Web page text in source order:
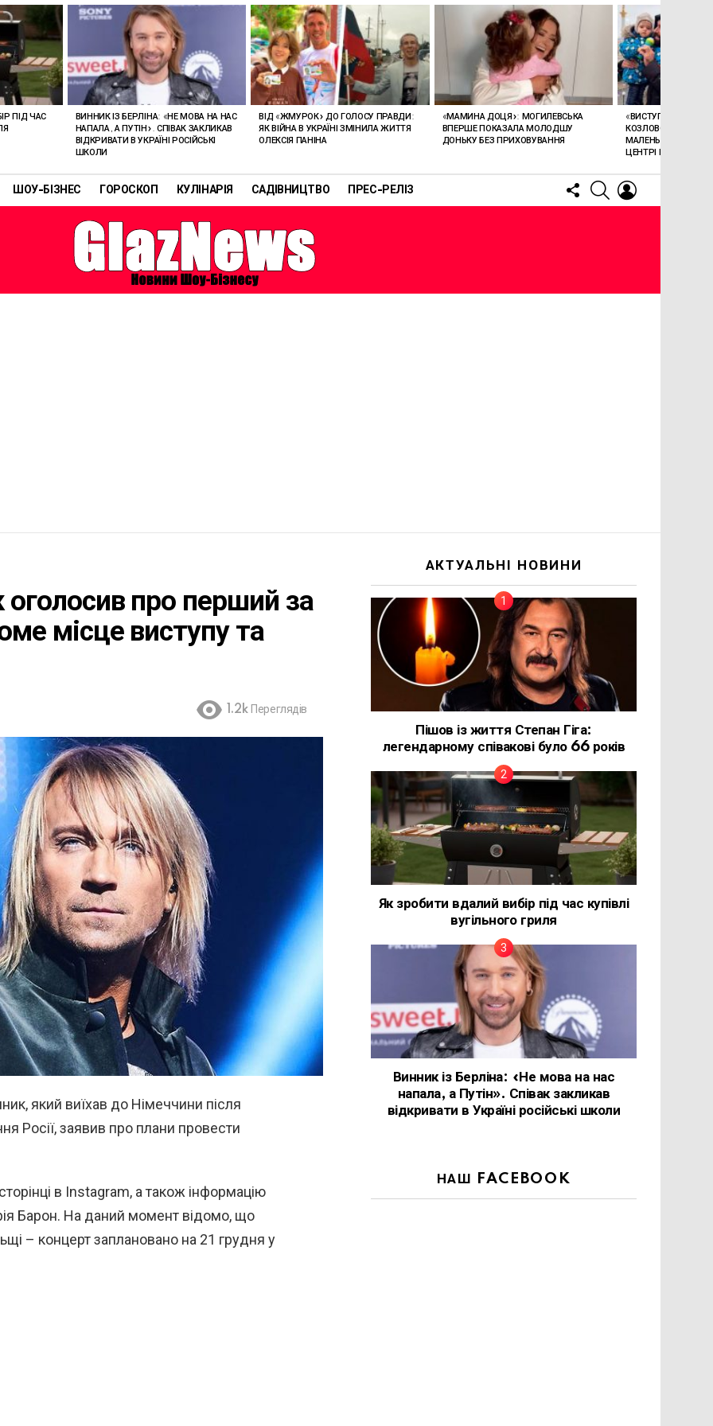
ШОУ-БІЗНЕС ГОРОСКОП КУЛІНАРІЯ САДІВНИЦТВО ПРЕС-РЕЛІЗ
FOLLOW
US
SEARCH
ПІД ЧАС
ВИННИК ІЗ БЕРЛІНА: «НЕ МОВА НА НАС
НАПАЛА, А ПУТІН». СПІВАК ЗАКЛИКАВ
ВІДКРИВАТИ В УКРАЇНІ РОСІЙСЬКІ
ШКОЛИ
ВІД «ЖМУРОК» ДО ГОЛОСУ ПРАВДИ:
ЯК ВІЙНА В УКРАЇНІ ЗМІНИЛА ЖИТТЯ
ОЛЕКСІЯ ПАНІНА
«МАМИНА ДОЦЯ»: МОГИЛЕВСЬКА
ВПЕРШЕ ПОКАЗАЛА МОЛОДШУ
ДОНЬКУ БЕЗ ПРИХОВУВАННЯ
«ВИСТУПАЮТЬ
КОЗЛОВСЬКИЙ
МАЛЕНЬКИМ
ЦЕНТРІ КИЄВА.
оголосив про перший за
місце виступу та
1.2k Переглядів
який виїхав до Німеччини після
Росії, заявив про плани провести
в Instagram, а також інформацію
Барон. На даний момент відомо, що
– концерт заплановано на 21 грудня у
АКТУАЛЬНІ НОВИНИ
Пішов із життя Степан Гіга:
легендарному співакові було 66 років
Як зробити вдалий вибір під час купівлі
вугільного гриля
Винник із Берліна: «Не мова на нас
напала, а Путін». Співак закликав
відкривати в Україні російські школи
НАШ FACEBOOK